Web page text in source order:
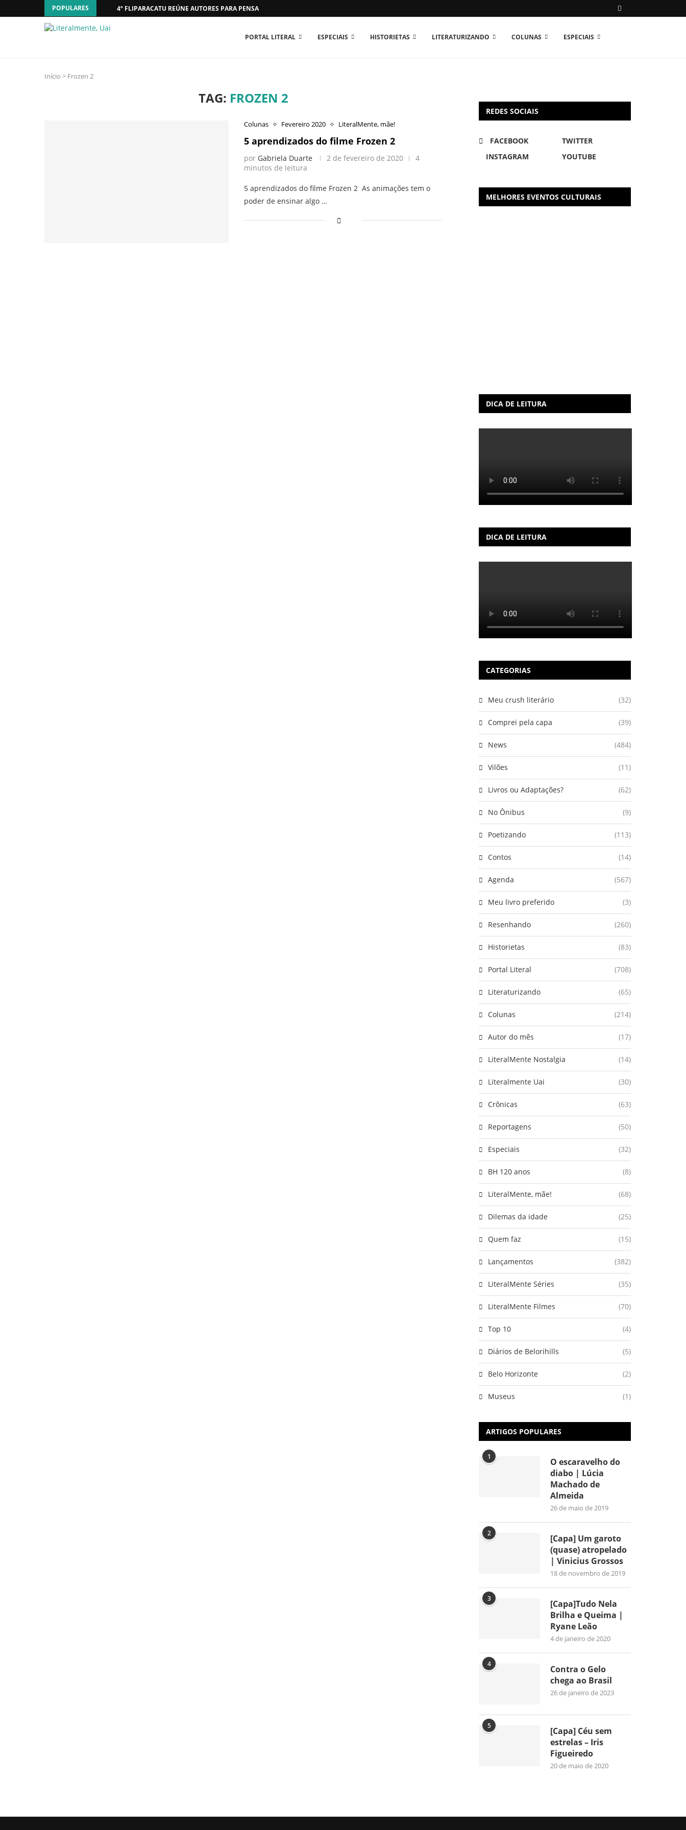
POPULARES 4º FLIPARACATU REÚNE AUTORES PARA PENSAR O MUNDO...
PORTAL LITERAL ESPECIAIS HISTORIETAS LITERATURIZANDO COLUNAS ESPECIAIS
Início > Frozen 2
TAG: FROZEN 2
Colunas Fevereiro 2020 LiteralMente, mãe!
5 aprendizados do filme Frozen 2
por Gabriela Duarte 2 de fevereiro de 2020
4
minutos de leitura
5 aprendizados do filme Frozen 2 As animações tem o
poder de ensinar algo …
REDES SOCIAIS
FACEBOOK
TWITTER
INSTAGRAM
YOUTUBE
MELHORES EVENTOS CULTURAIS
DICA DE LEITURA
DICA DE LEITURA
CATEGORIAS
Meu crush literário (32)
Comprei pela capa (39)
News (484)
Vilões (11)
Livros ou Adaptações? (62)
No Ônibus (9)
Poetizando (113)
Contos (14)
Agenda (567)
Meu livro preferido (3)
Resenhando (260)
Historietas (83)
Portal Literal (708)
Literaturizando (65)
Colunas (214)
Autor do mês (17)
LiteralMente Nostalgia (14)
Literalmente Uai (30)
Crônicas (63)
Reportagens (50)
Especiais (32)
BH 120 anos (8)
LiteralMente, mãe! (68)
Dilemas da idade (25)
Quem faz (15)
Lançamentos (382)
LiteralMente Séries (35)
LiteralMente Filmes (70)
Top 10 (4)
Diários de Belorihills (5)
Belo Horizonte (2)
Museus (1)
ARTIGOS POPULARES
1
O escaravelho do
diabo | Lúcia
Machado de
Almeida
26 de maio de 2019
2
[Capa] Um garoto
(quase) atropelado
| Vinicius Grossos
18 de novembro de 2019
3
[Capa]Tudo Nela
Brilha e Queima |
Ryane Leão
4 de janeiro de 2020
4
Contra o Gelo
chega ao Brasil
26 de janeiro de 2023
5
[Capa] Céu sem
estrelas – Iris
Figueiredo
20 de maio de 2020